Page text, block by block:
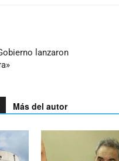
lanzaron
Más del autor